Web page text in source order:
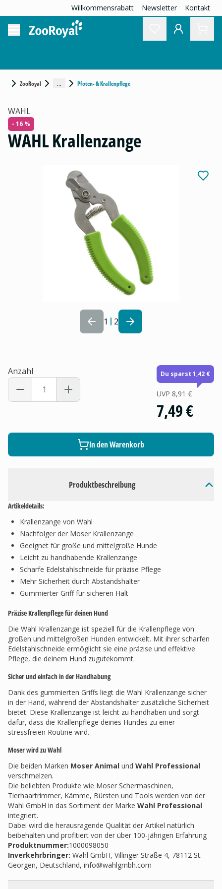
Willkommensrabatt Newsletter Kontakt
ZooRoyal ... Pfoten- & Krallenpflege
1 2
Produktbeschreibung
Artikeldetails:
Krallenzange von Wahl
Nachfolger der Moser Krallenzange
Geeignet für große und mittelgroße Hunde
Leicht zu handhabende Krallenzange
Scharfe Edelstahlschneide für präzise Pflege
Mehr Sicherheit durch Abstandshalter
Gummierter Griff für sicheren Halt
Präzise Krallenpflege für deinen Hund
Die Wahl Krallenzange ist speziell für die Krallenpflege von
großen und mittelgroßen Hunden entwickelt. Mit ihrer scharfen
Edelstahlschneide ermöglicht sie eine präzise und effektive
Pflege, die deinem Hund zugutekommt.
Sicher und einfach in der Handhabung
Dank des gummierten Griffs liegt die Wahl Krallenzange sicher
in der Hand, während der Abstandshalter zusätzliche Sicherheit
bietet. Diese Krallenzange ist leicht zu handhaben und sorgt
dafür, dass die Krallenpflege deines Hundes zu einer
stressfreien Routine wird.
Moser wird zu Wahl
Die beiden Marken Moser Animal und Wahl Professional
verschmelzen.
Die beliebten Produkte wie Moser Schermaschinen,
Tierhaartrimmer, Kämme, Bürsten und Tools werden von der
Wahl GmbH in das Sortiment der Marke Wahl Professional
integriert.
Dabei wird die herausragende Qualität der Artikel natürlich
beibehalten und profitiert von der über 100-jährigen Erfahrung
Produktnummer:1000098050
Inverkehrbringer: Wahl GmbH, Villinger Straße 4, 78112 St.
Georgen, Deutschland, info@wahlgmbh.com
WAHL
- 16 %
WAHL Krallenzange
Anzahl Du sparst 1,42 €
UVP 8,91 €
7,49 €
In den Warenkorb